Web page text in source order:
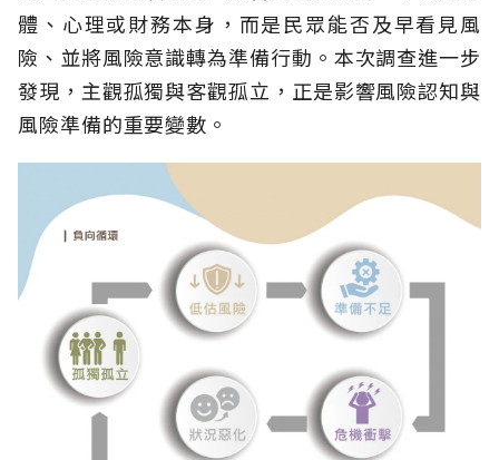
體、心理或財務本身，而是民眾能否及早看見風
險、並將風險意識轉為準備行動。本次調查進一步
發現，主觀孤獨與客觀孤立，正是影響風險認知與
風險準備的重要變數。